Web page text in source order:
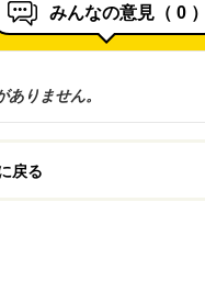
みんなの意見（ 0 ）
ありません。
戻る